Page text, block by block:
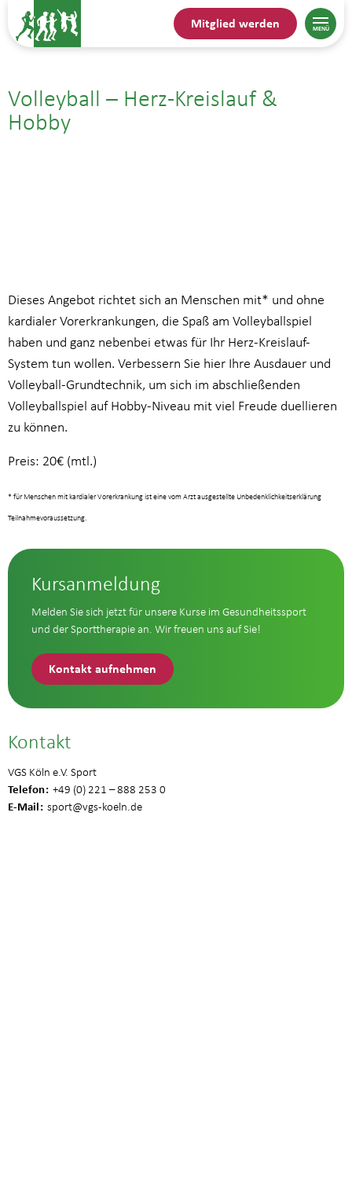
Mitglied werden
Volleyball – Herz-Kreislauf &
Hobby
02.09.| 20:00
Dieses Angebot richtet sich an Menschen mit* und ohne
kardialer Vorerkrankungen, die Spaß am Volleyballspiel
haben und ganz nebenbei etwas für Ihr Herz-Kreislauf-
System tun wollen. Verbessern Sie hier Ihre Ausdauer und
Volleyball-Grundtechnik, um sich im abschließenden
Volleyballspiel auf Hobby-Niveau mit viel Freude duellieren
zu können.
Preis: 20€ (mtl.)
* für Menschen mit kardialer Vorerkrankung ist eine vom Arzt ausgestellte Unbedenklichkeitserklärung
Teilnahmevoraussetzung.
Kursanmeldung
Melden Sie sich jetzt für unsere Kurse im Gesundheitssport
und der Sporttherapie an. Wir freuen uns auf Sie!
Kontakt aufnehmen
Kontakt
VGS Köln e.V. Sport
Telefon +49 (0) 221 – 888 253 0
E-Mail sport@vgs-koeln.de